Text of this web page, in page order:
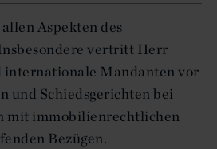
Aspekten des
vertritt Herr
internationale Mandanten vor
und Schiedsgerichten bei
mit immobilienrechtlichen
Bezügen.